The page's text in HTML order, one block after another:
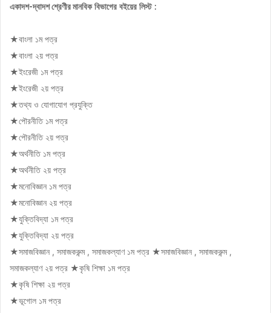
একাদশ-দ্বাদশ শ্রেণীরমানবিক বিভাগের বইয়ের লিস্ট :
★বাংলা ১ম পত্র
★বাংলা ২য় পত্র
★ইংরেজী ১ম পত্র
★ইংরেজী ২য় পত্র
★তথ্য ও যােগাযােগ প্রযুক্তি
★পৌরনীতি ১ম পত্র
★পৌরনীতি ২য় পত্র
★অর্থনীতি ১ম পত্র
★অর্থনীতি ২য় পত্র
★মনােবিজ্ঞান ১ম পত্র
★মনােবিজ্ঞান ২য় পত্র
★যুক্তিবিদ্যা ১ম পত্র
★যুক্তিবিদ্যা ২য় পত্র
★সমাজবিজ্ঞান , সমাজকরুন্ম , সমাজকল্যাণ ১ম পত্র ★সমাজবিজ্ঞান , সমাজকরুন্ম ,
সমাজকল্যাণ ২য় পত্র ★কৃষি শিক্ষা ১ম পত্র
★কৃষি শিক্ষা ২য় পত্র
★ভূগােল ১ম পত্র